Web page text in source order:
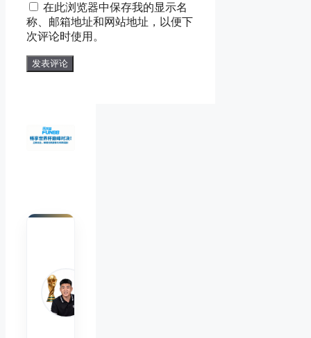
箱
地
址
地
址
在此浏览器中保存我的显示名
称、邮箱地址和网站地址，以便下
次评论时使用。